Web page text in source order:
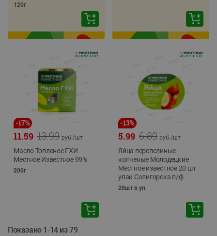
120г
-17%
13.99
11.59 руб./шт
Масло Топленое ГХИ
Местное Известное 99%
200г
-13%
6.89
5.99 руб./шт
Яйца перепелиные
копченые Молодецкие
Местное известное 20 шт
упак Солигорска п/ф
20шт в уп
Показано 1-14 из 79